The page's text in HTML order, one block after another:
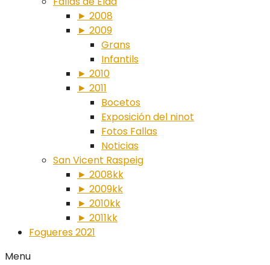
► 2008
► 2009
Grans
Infantils
► 2010
► 2011
Bocetos
Exposición del ninot
Fotos Fallas
Noticias
San Vicent Raspeig
► 2008kk
► 2009kk
► 2010kk
► 2011kk
Fogueres 2021
Menu